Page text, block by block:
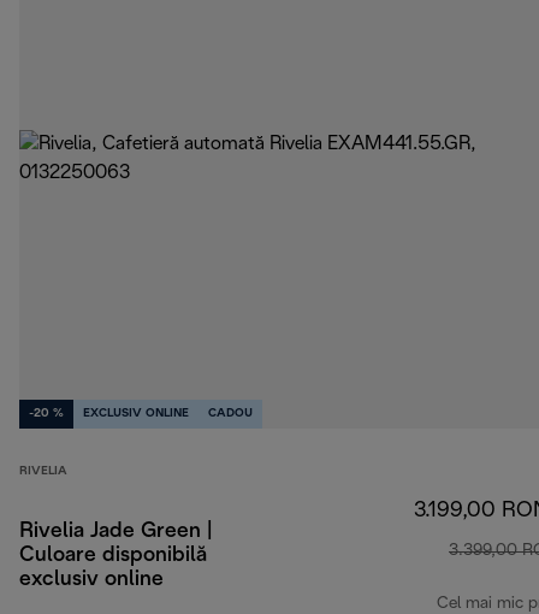
-20 % EXCLUSIV ONLINE CADOU
RIVELIA
Rivelia Jade Green |
Culoare disponibilă
exclusiv online
3.199,00
3.399,00
Cel mai mic